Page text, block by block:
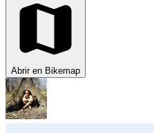
Abrir en Bikemap